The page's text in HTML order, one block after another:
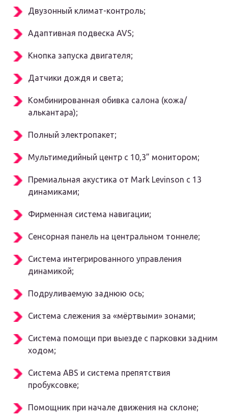
Двузонный климат-контроль;
Адаптивная подвеска AVS;
Кнопка запуска двигателя;
Датчики дождя и света;
Комбинированная обивка салона (кожа/
алькантара);
Полный электропакет;
Мультимедийный центр с 10,3” монитором;
Премиальная акустика от Mark Levinson с 13
динамиками;
Фирменная система навигации;
Сенсорная панель на центральном тоннеле;
Система интегрированного управления
динамикой;
Подруливаемую заднюю ось;
Система слежения за «мёртвыми» зонами;
Система помощи при выезде с парковки задним
ходом;
Система ABS и система препятствия
пробуксовке;
Помощник при начале движения на склоне;